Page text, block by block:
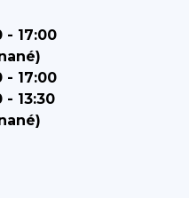
- 17:00
- 17:00
- 13:30